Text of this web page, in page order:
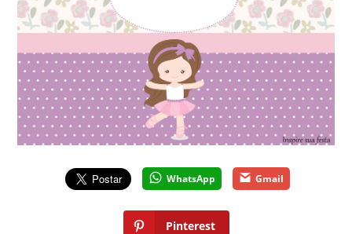
WhatsApp Gmail
Pinterest